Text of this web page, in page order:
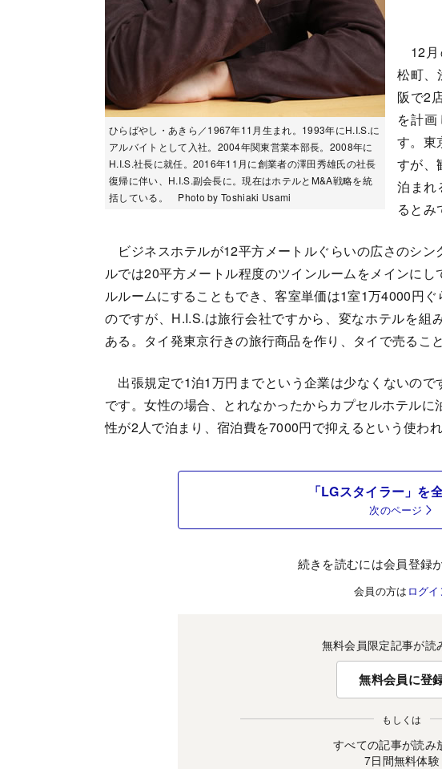
ひらばやし・あきら／1967年11月生まれ。1993年にH.I.S.に
アルバイトとして入社。2004年関東営業本部長。2008年に
H.I.S.社長に就任。2016年11月に創業者の澤田秀雄氏の社長
復帰に伴い、H.I.S.副会長に。現在はホテルとM&A戦略を統
括している。 Photo by Toshiaki Usami
12月
松町、
阪で2
を計
す。東
すが、
泊まれ
るとみ
ビジネスホテルが12平方メートルぐらいの広さのシ
ルでは20平方メートル程度のツインルームをメインに
ルルームにすることもでき、客室単価は1室1万4000円
のですが、H.I.S.は旅行会社ですから、変なホテルを組
ある。タイ発東京行きの旅行商品を作り、タイで売るこ
出張規定で1泊1万円までという企業は少なくないの
です。女性の場合、とれなかったからカプセルホテル
性が2人で泊まり、宿泊費を7000円で抑えるという使わ
「LGスタイラー」を
次のページ
続きを読むには会員登録
会員の方は ログイ
無料会員限定記事が読
無料会員に登
もしくは
すべての記事が読み
7日間無料体験